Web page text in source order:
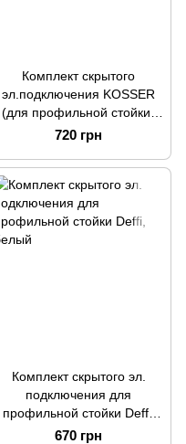
Комплект скрытого
эл.подключения KOSSER
(для профильной стойки)
Белый
720 грн
Комплект скрытого эл.
подключения для
профильной стойки Deffi,
белый
670 грн